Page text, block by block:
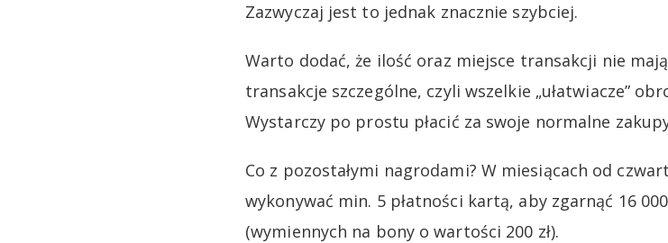
Zazwyczaj jest to jednak znacznie szybciej.
Warto dodać, że ilość oraz miejsce transakcji nie
transakcje szczególne, czyli wszelkie „ułatwiacze”
Wystarczy po prostu płacić za swoje normalne
Co z pozostałymi nagrodami? W miesiącach od
wykonywać min. 5 płatności kartą, aby zgarnąć 16
(wymiennych na bony o wartości 200 zł).